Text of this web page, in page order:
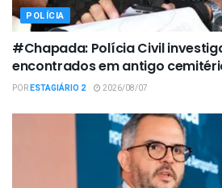
POLÍCIA
#Chapada: Polícia Civil
encontrados em antigo
PORESTAGIÁRIO 2 2026/08/07